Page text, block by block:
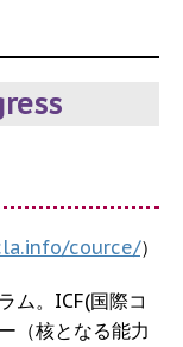
cource/）
ム。ICF(国際コ
（核となる能力